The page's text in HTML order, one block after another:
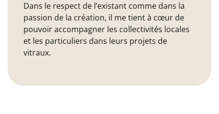
Dans le respect de l’existant comme dans la
passion de la création, il me tient à cœur de
pouvoir accompagner les collectivités locales
et les particuliers dans leurs projets de
vitraux.